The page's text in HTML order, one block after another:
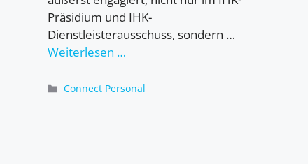
Präsidium und IHK-
Dienstleisterausschuss, sondern …
Weiterlesen …
Kategorien
Connect Personal